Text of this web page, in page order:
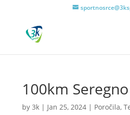
100km Seregno
by 3k| Jan 25, 2024| Poročila,